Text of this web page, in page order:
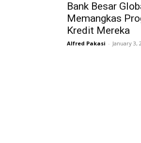
Bank Besar
Memangkas
Kredit Mereka
Alfred Pakasi - January 3,